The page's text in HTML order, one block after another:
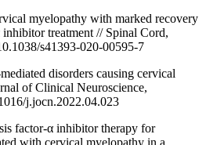
myelopathy with marked recovery
treatment // Spinal Cord,
s41393-020-00595-7
disorders causing cervical
of Clinical Neuroscience,
j.jocn.2022.04.023
factor-α inhibitor therapy for